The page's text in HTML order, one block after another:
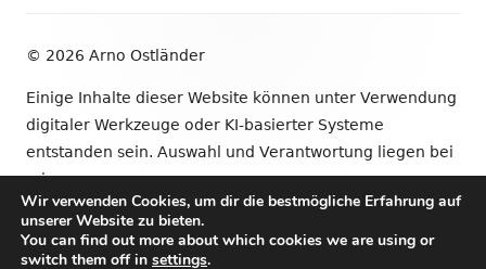
© 2026 Arno Ostländer
Einige Inhalte dieser Website können unter Verwendung
digitaler Werkzeuge oder KI-basierter Systeme
entstanden sein. Auswahl und Verantwortung liegen bei
mir.
•VerwendetTiny Framework
Wir verwenden Cookies, um dir die bestmögliche Erfahrung auf
unserer Website zu bieten.
You can find out more about which cookies we are using or
switch them off in settings.